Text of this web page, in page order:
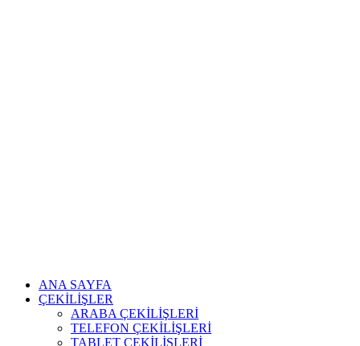
ANA SAYFA
ÇEKİLİŞLER
ARABA ÇEKİLİŞLERİ
TELEFON ÇEKİLİŞLERİ
TABLET ÇEKİLİŞLERİ